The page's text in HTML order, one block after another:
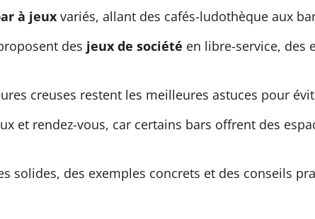
à jeux variés, allant des cafés-ludothèque aux
des jeux de société en libre-service, des
creuses restent les meilleures astuces pour
et rendez-vous, car certains bars offrent des
solides, des exemples concrets et des conseils